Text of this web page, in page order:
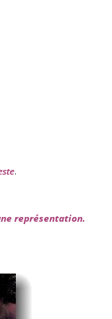
.
repré­sen­ta­tion.